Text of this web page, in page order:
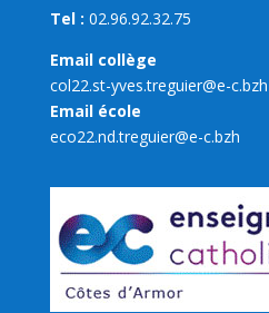
Tel : 02.96.92.32.75
Email collège
col22.st-yves.treguier@e-c.bzh
Email école
eco22.nd.treguier@e-c.bzh